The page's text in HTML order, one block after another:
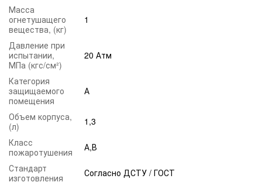
Масса
огнетушащего
вещества, (кг)
1
Давление при
испытании,
МПа (кгс/см²)
20 Атм
Категория
защищаемого
помещения
А
Объем корпуса,
(л)
1,3
Класс
пожаротушения
А,В
Стандарт
изготовления
Согласно ДСТУ / ГОСТ